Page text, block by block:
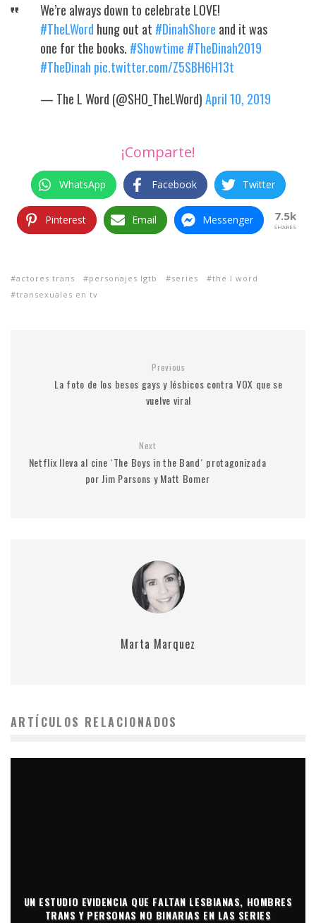
We’re always down to celebrate LOVE!
#TheLWord hung out at #DinahShore and it was
one for the books. #Showtime #TheDinah2019
#TheDinah pic.twitter.com/Z5SBH6H13t
— The L Word (@SHO_TheLWord)April 10, 2019
¡Comparte!
WhatsApp Facebook Twitter
Pinterest Email Messenger 7.5k
SHARES
actores trans personajes lgtb series
the l word
transexuales en tv
Previous
La foto de los besos gays y lésbicos contra VOX que se
vuelve viral
Next
Netflix lleva al cine `The Boys in the Band´ protagonizada
por Jim Parsons y Matt Bomer
Marta Marquez
ARTÍCULOS RELACIONADOS
UN ESTUDIO EVIDENCIA QUE FALTAN LESBIANAS, HOMBRES
TRANS Y PERSONAS NO BINARIAS EN LAS SERIES